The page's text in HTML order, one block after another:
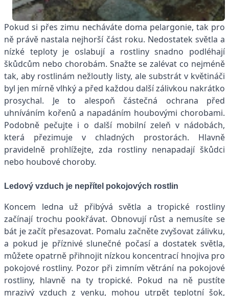
Pokud si přes zimu necháváte doma pelargonie, tak pro
ně právě nastala nejhorší část roku. Nedostatek světla a
nízké teploty je oslabují a rostliny snadno podléhají
škůdcům nebo chorobám. Snažte se zalévat co nejméně
tak, aby rostlinám nežloutly listy, ale substrát v květináči
byl jen mírně vlhký a před každou další zálivkou nakrátko
prosychal. Je to alespoň částečná ochrana před
uhníváním kořenů a napadáním houbovými chorobami.
Podobně pečujte i o další mobilní zeleň v nádobách,
která přezimuje v chladných prostorách. Hlavně
pravidelně prohlížejte, zda rostliny nenapadají škůdci
nebo houbové choroby.
Ledový vzduch je nepřítel pokojových rostlin
Koncem ledna už přibývá světla a tropické rostliny
začínají trochu pookřávat. Obnovují růst a nemusíte se
bát je začít přesazovat. Pomalu začněte zvyšovat zálivku,
a pokud je příznivé slunečné počasí a dostatek světla,
můžete opatrně přihnojit nízkou koncentrací hnojiva pro
pokojové rostliny. Pozor při zimním větrání na pokojové
rostliny, hlavně na ty tropické. Pokud na ně pustíte
mrazivý vzduch z venku, mohou utrpět teplotní šok,